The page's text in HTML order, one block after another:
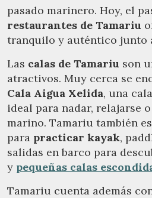
pasado marinero. Hoy, el
restaurantes de Tamariu
tranquilo y auténtico junto
Las calas de Tamariu son
atractivos. Muy cerca se
Cala Aigua Xelida, una
ideal para nadar, relajarse
marino. Tamariu también
para practicar kayak,
salidas en barco para
y pequeñas calas
Tamariu cuenta además